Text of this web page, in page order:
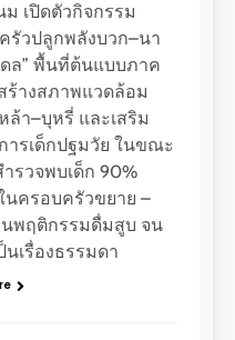
เปิดตัวกิจกรรม
รัวปลูกพลังบวก–นา
ล” พื้นที่ต้นแบบภาค
ร้างสภาพแวดล้อม
ล้า–บุหรี่ และเสริม
รเด็กปฐมวัย ในขณะ
รวจพบเด็ก 90%
นครอบครัวขยาย –
นพฤติกรรมดื่มสูบ จน
นเรื่องธรรมดา